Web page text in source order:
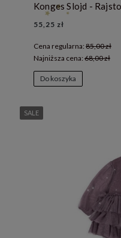
Konges Slojd -
55,25 zł
Cena regularna: 85,00 zł
Najniższa cena: 68,00 zł
Do koszyka
SALE